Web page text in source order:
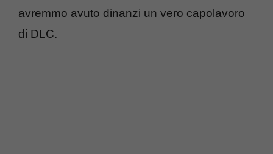
avremmo avuto dinanzi un vero capolavoro
di DLC.